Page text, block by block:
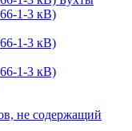
1-3 кВ)
1-3 кВ)
1-3 кВ)
не содержащий